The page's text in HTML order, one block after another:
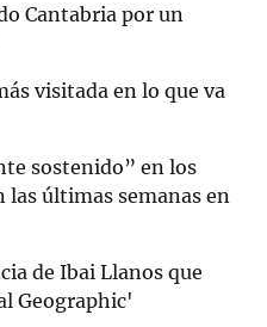
Cantabria por un
visitada en lo que va
sostenido” en los
últimas semanas en
de Ibai Llanos que
Geographic'